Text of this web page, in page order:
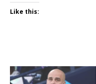
Like this: